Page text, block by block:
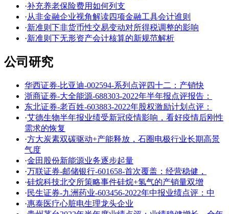
·补充养老保险费用如何列支
·从非金融企业视角解读四项金融工具会计谁则
·新准则下非货币性交易变动对所得税调整的影响
·新准则下无形资产会计核算的新规范解析
公司研究
华西证券-比亚迪-002594-系列点评四十二：产销快
浙商证券-大全能源-688303-2022年半年报点评报告：
东北证券-老百姓-603883-2022年股权激励计划点评：
·艾德生物半年报业绩受新冠疫情影响，看好疫情后刚性
需求的恢复
·方大炭素双碳驱动+产能释放，石圈电极行业长期高景
气度
·金田股份新能源业务逐步起量
·万联证券-邮储银行-601658-首次覆盖：经营稳健，
·硅烷科技北交所策略事件硅烷+氢气的产销量双增
·民生证券-九洲药业-603456-2022年中报业绩点评：中
·惠泰医疗心脏电生理龙头企业